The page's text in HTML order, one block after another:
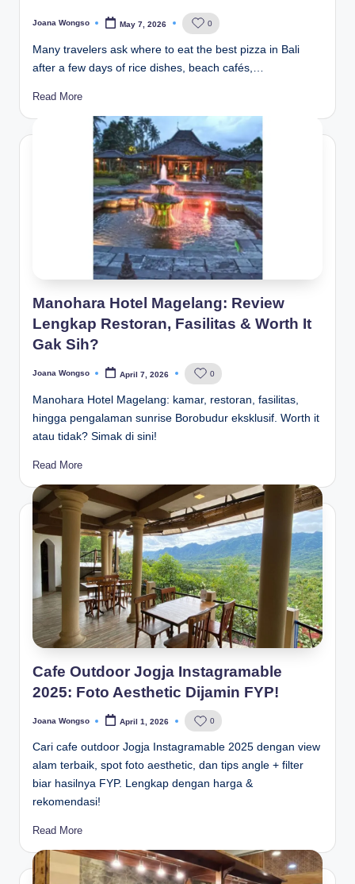
Posted
Joana Wongso May 7, 2026 0
Many travelers ask where to eat the best pizza in Bali
after a few days of rice dishes, beach cafés,…
Read More
Manohara Hotel Magelang: Review
Lengkap Restoran, Fasilitas & Worth It
Gak Sih?
Posted
Joana Wongso April 7, 2026 0
Manohara Hotel Magelang: kamar, restoran, fasilitas,
hingga pengalaman sunrise Borobudur eksklusif. Worth it
atau tidak? Simak di sini!
Read More
Cafe Outdoor Jogja Instagramable
2025: Foto Aesthetic Dijamin FYP!
Posted
Joana Wongso April 1, 2026 0
Cari cafe outdoor Jogja Instagramable 2025 dengan view
alam terbaik, spot foto aesthetic, dan tips angle + filter
biar hasilnya FYP. Lengkap dengan harga &
rekomendasi!
Read More